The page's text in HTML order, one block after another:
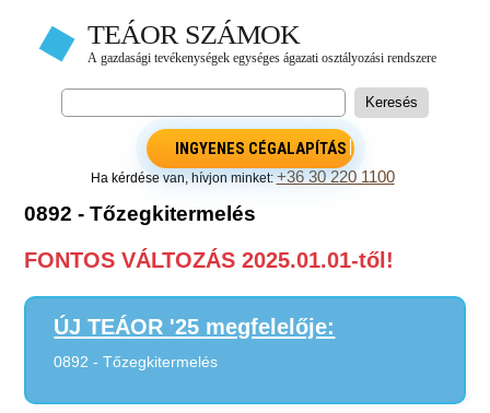
INGYENES CÉGALAPÍTÁS
Ha kérdése van, hívjon minket:+36 30 220 1100
0892 - Tőzegkitermelés
FONTOS VÁLTOZÁS 2025.01.01-től!
ÚJ TEÁOR '25 megfelelője:
0892 - Tőzegkitermelés